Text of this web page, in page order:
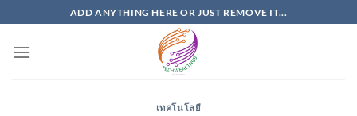
to
content
ADD ANYTHING HERE OR JUST REMOVE IT...
เทคโนโลยี